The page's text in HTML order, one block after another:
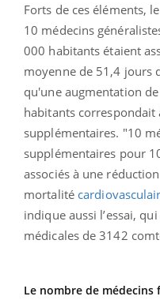
Forts de ces éléments,
10 médecins
000 habitants étaient
moyenne de 51,4 jours
qu'une augmentation
habitants correspondait
supplémentaires. "10
supplémentaires pour
associés à une
mortalité
indique aussi l’essai,
médicales de 3142
Le nombre de